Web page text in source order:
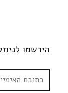
הירשמו